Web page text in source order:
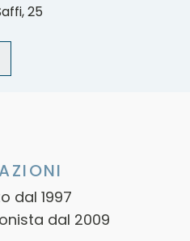
25
dal 1997
dal 2009